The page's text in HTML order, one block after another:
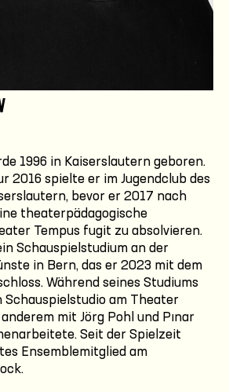
1996 in Kaiserslautern geboren.
2016 spielte er im Jugendclub des
bevor er 2017 nach
theaterpädagogische
Tempus fugit zu absolvieren.
Schauspielstudium an der
in Bern, das er 2023 mit dem
Während seines Studiums
Schauspielstudio am Theater
mit Jörg Pohl und Pınar
Seit der Spielzeit
Ensemblemitglied am